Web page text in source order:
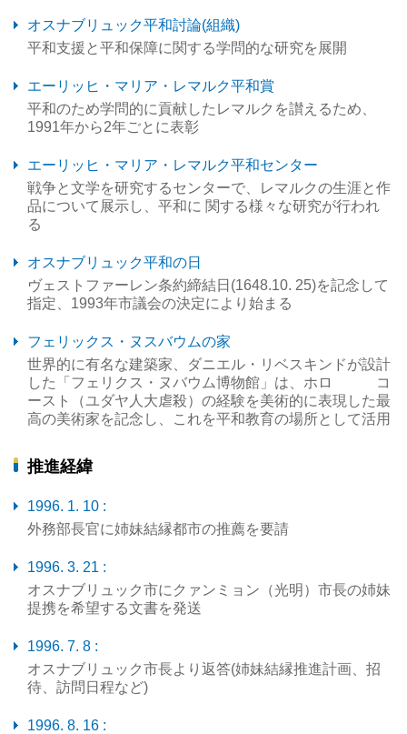
オスナブリュック平和討論(組織)
平和支援と平和保障に関する学問的な研究を展開
エーリッヒ・マリア・レマルク平和賞
平和のため学問的に貢献したレマルクを讃えるため、
1991年から2年ごとに表彰
エーリッヒ・マリア・レマルク平和センター
戦争と文学を研究するセンターで、レマルクの生涯と作
品について展示し、平和に 関する様々な研究が行われ
る
オスナブリュック平和の日
ヴェストファーレン条約締結日(1648.10. 25)を記念して
指定、1993年市議会の決定により始まる
フェリックス・ヌスバウムの家
世界的に有名な建築家、ダニエル・リベスキンドが設計
した「フェリクス・ヌバウム博物館」は、ホロ コ
ースト（ユダヤ人大虐殺）の経験を美術的に表現した最
高の美術家を記念し、これを平和教育の場所として活用
推進経緯
1996. 1. 10 :
外務部長官に姉妹結縁都市の推薦を要請
1996. 3. 21 :
オスナブリュック市にクァンミョン（光明）市長の姉妹
提携を希望する文書を発送
1996. 7. 8 :
オスナブリュック市長より返答(姉妹結縁推進計画、招
待、訪問日程など)
1996. 8. 16 :